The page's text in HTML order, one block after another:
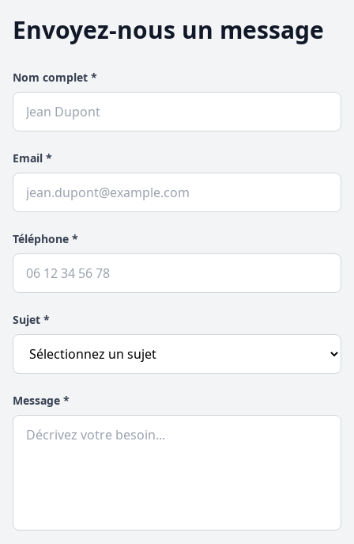
Envoyez-nous un message
Nom complet *
Email *
Téléphone *
Sujet *
Message *